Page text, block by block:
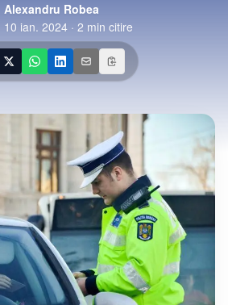
Alexandru Robea
10 ian. 2024 · 2 min citire